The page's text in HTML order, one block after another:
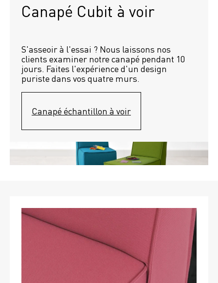
Canapé Cubit à voir
S'asseoir à l'essai ? Nous laissons nos
clients examiner notre canapé pendant 10
jours. Faites l'expérience d'un design
puriste dans vos quatre murs.
Canapé échantillon à voir